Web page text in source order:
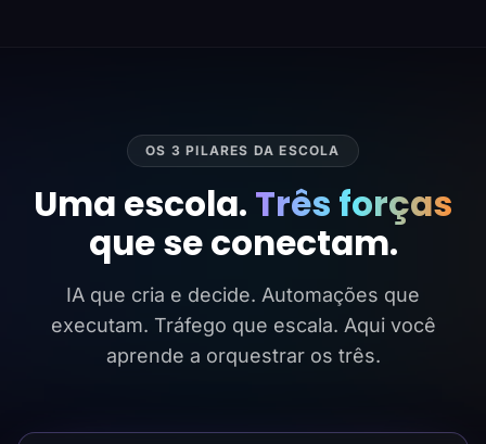
OS 3 PILARES DA ESCOLA
Uma escola. Três forças
que se conectam.
IA que cria e decide. Automações que
executam. Tráfego que escala. Aqui você
aprende a orquestrar os três.